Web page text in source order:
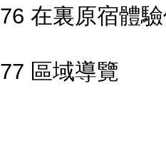
76 在裏原宿體
77 區域導覽